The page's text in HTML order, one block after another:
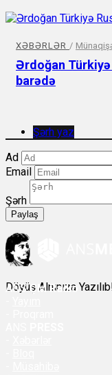
XƏBƏRLƏR /
Ərdoğan Türkiyə
barədə
Şərh yaz
Ad
Email
Şərh
Paylaş
Döyüş Alnınıza
ANSÇM Radio